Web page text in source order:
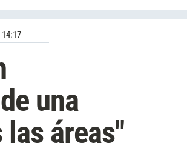
14:17
una
áreas"